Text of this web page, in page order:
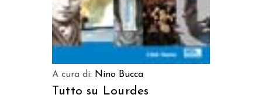
A cura di: Nino Bucca
Tutto su Lourdes